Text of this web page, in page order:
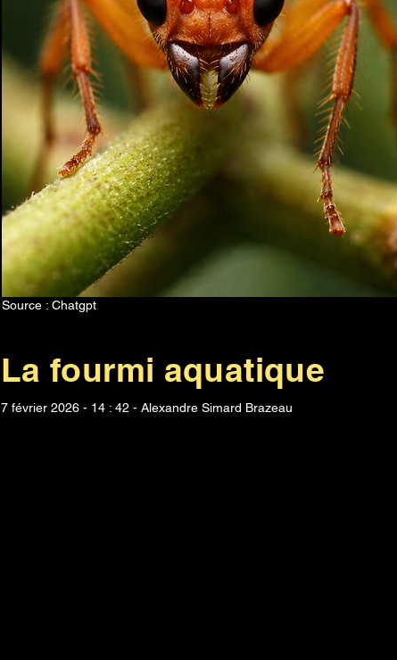
Source : Chatgpt
La fourmi aquatique
7 février 2026 - 14 : 42 - Alexandre Simard Brazeau